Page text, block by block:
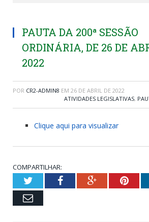
PAUTA DA 200ª SESSÃO
ORDINÁRIA, DE 26 DE
2022
POR CR2-ADMIN8 EM 26 DE ABRIL DE 2022
ATIVIDADES LEGISLATIVAS,
Clique aqui para visualizar
COMPARTILHAR:
TwitterFacebookGoogle+
Email